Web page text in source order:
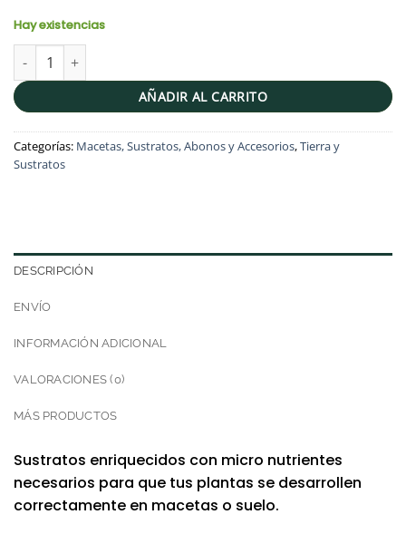
Hay existencias
Sustrato para Suculentas | 3.5 lts cantidad
AÑADIR AL CARRITO
Categorías: Macetas, Sustratos, Abonos y Accesorios,Tierra y
Sustratos
DESCRIPCIÓN
ENVÍO
INFORMACIÓN ADICIONAL
VALORACIONES (0)
MÁS PRODUCTOS
Sustratos enriquecidos con micro nutrientes
necesarios para que tus plantas se desarrollen
correctamente en macetas o suelo.